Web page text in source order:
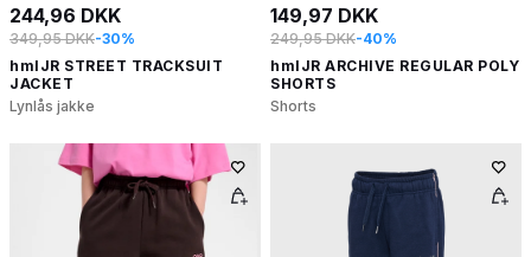
244,96 DKK
349,95 DKK-30%
hmlJR STREET TRACKSUIT
JACKET
Lynlås jakke
149,97 DKK
249,95 DKK-40%
hmlJR ARCHIVE REGULAR POLY
SHORTS
Shorts